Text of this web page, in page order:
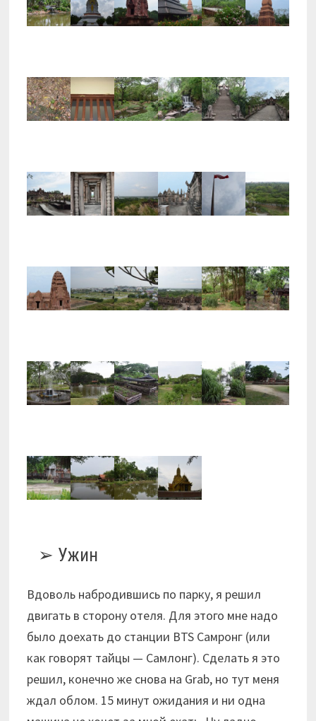
Ужин
Вдоволь набродившись по парку, я решил
двигать в сторону отеля. Для этого мне надо
было доехать до станции BTS Самронг (или
как говорят тайцы — Самлонг). Сделать я это
решил, конечно же снова на Grab, но тут меня
ждал облом. 15 минут ожидания и ни одна